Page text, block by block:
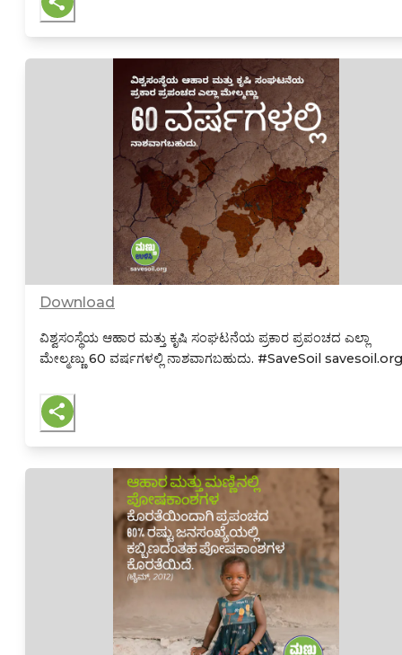
ವಿಶ್ವಸಂಸ್ಥೆಯ ಆಹಾರ ಮತ್ತು ಕೃಷಿ ಸಂಘಟನೆಯ ಪ್ರಕಾರ ಪ್ರಪಂಚದ ಎಲ್ಲಾ
ಮೇಲ್ಮಣ್ಣು 60 ವರ್ಷಗಳಲ್ಲಿ ನಾಶವಾಗಬಹುದು. #SaveSoil savesoil.org
Download